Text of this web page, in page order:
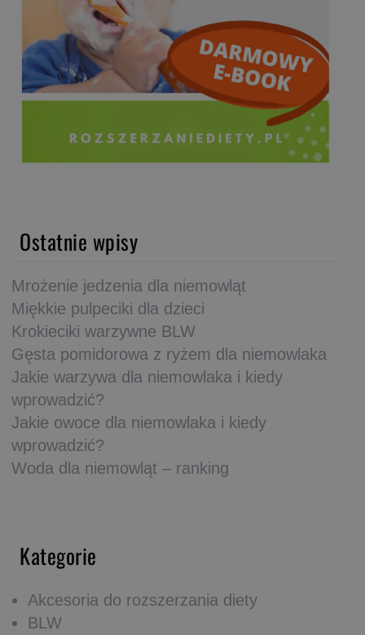
Ostatnie wpisy
Mrożenie jedzenia dla niemowląt
Miękkie pulpeciki dla dzieci
Krokieciki warzywne BLW
Gęsta pomidorowa z ryżem dla niemowlaka
Jakie warzywa dla niemowlaka i kiedy
wprowadzić?
Jakie owoce dla niemowlaka i kiedy
wprowadzić?
Woda dla niemowląt – ranking
Kategorie
Akcesoria do rozszerzania diety
BLW